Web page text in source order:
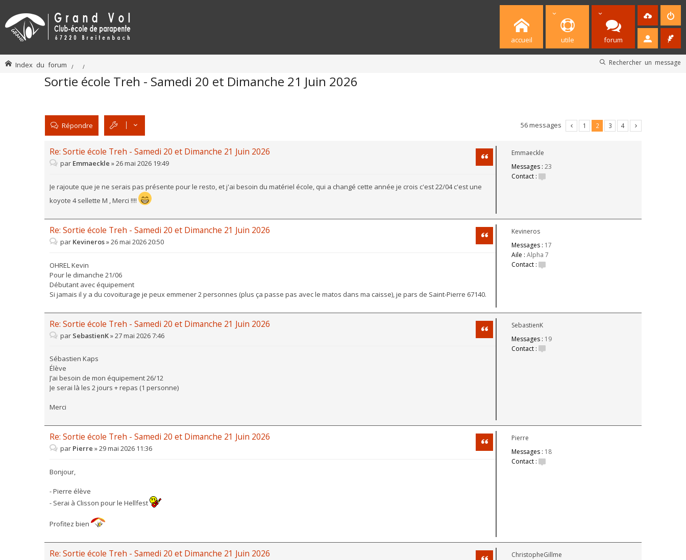
accueil utile forum
Rechercher un message
Index du forum
Sortie école Treh - Samedi 20 et Dimanche 21 Juin 2026
Répondre 56 messages 1 2 3 4
Emmaeckle
Messages : 23
Contact :
Re: Sortie école Treh - Samedi 20 et Dimanche 21 Juin 2026 Citation
par Emmaeckle »26 mai 2026 19:49
Je rajoute que je ne serais pas présente pour le resto, et j'ai besoin du matériel école, qui a changé cette année je crois c'est 22/04 c'est une
koyote 4 sellette M , Merci !!!!
Kevineros
Messages : 17
Aile : Alpha 7
Contact :
Re: Sortie école Treh - Samedi 20 et Dimanche 21 Juin 2026 Citation
par Kevineros»26 mai 2026 20:50
OHREL Kevin
Pour le dimanche 21/06
Débutant avec équipement
Si jamais il y a du covoiturage je peux emmener 2 personnes (plus ça passe pas avec le matos dans ma caisse), je pars de Saint-Pierre 67140.
SebastienK
Messages : 19
Contact :
Re: Sortie école Treh - Samedi 20 et Dimanche 21 Juin 2026 Citation
par SebastienK»27 mai 2026 7:46
Sébastien Kaps
Élève
J’ai besoin de mon équipement 26/12
Je serai là les 2 jours + repas (1 personne)
Merci
Pierre
Messages : 18
Contact :
Re: Sortie école Treh - Samedi 20 et Dimanche 21 Juin 2026 Citation
par Pierre »29 mai 2026 11:36
Bonjour,
- Pierre élève
- Serai à Clisson pour le Hellfest
Profitez bien
ChristopheGillme
Re: Sortie école Treh - Samedi 20 et Dimanche 21 Juin 2026 Citation